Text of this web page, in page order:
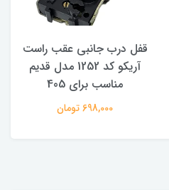
قفل درب جانبی عقب راست
آریکو کد 1252 مدل قدیم
مناسب برای 405
698,000 تومان